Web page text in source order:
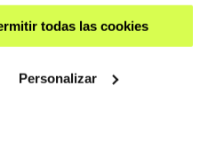
todas las cookies
Personalizar